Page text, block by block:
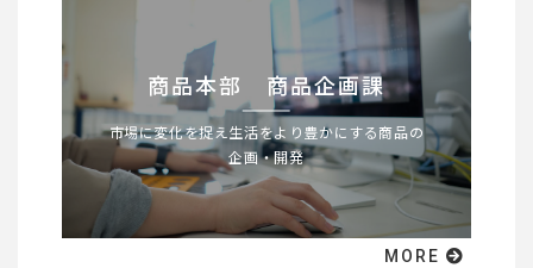
商品本部 商品企画課
市場に変化を捉え生活をより豊かにする商品の
企画・開発
MORE